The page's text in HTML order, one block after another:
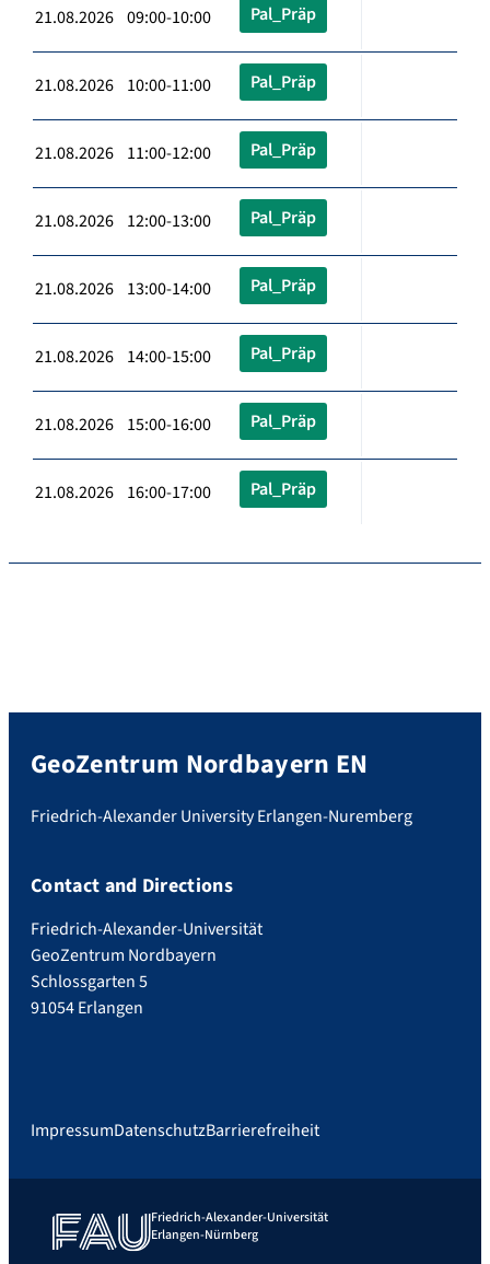
21.08.2026 09:00-10:00 Pal_Präp
21.08.2026 10:00-11:00 Pal_Präp
21.08.2026 11:00-12:00 Pal_Präp
21.08.2026 12:00-13:00 Pal_Präp
21.08.2026 13:00-14:00 Pal_Präp
21.08.2026 14:00-15:00 Pal_Präp
21.08.2026 15:00-16:00 Pal_Präp
21.08.2026 16:00-17:00 Pal_Präp
GeoZentrum Nordbayern EN
Friedrich-Alexander University Erlangen-Nuremberg
Contact and Directions
Friedrich-Alexander-Universität
GeoZentrum Nordbayern
Schlossgarten 5
91054 Erlangen
ImpressumDatenschutzBarrierefreiheit
Friedrich-Alexander-Universität
Erlangen-Nürnberg